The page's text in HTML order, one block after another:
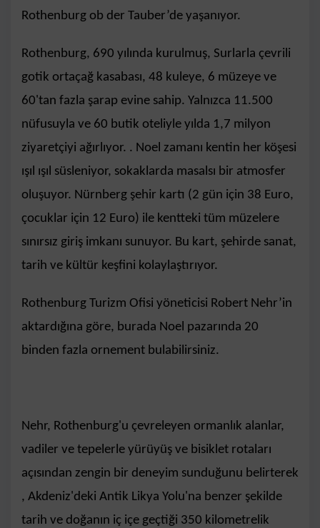
Rothenburg ob der Tauber’de yaşanıyor.
Rothenburg, 690 yılında kurulmuş, Surlarla çevrili
gotik ortaçağ kasabası, 48 kuleye, 6 müzeye ve
60'tan fazla şarap evine sahip. Yalnızca 11.500
nüfusuyla ve 60 butik oteliyle yılda 1,7 milyon
ziyaretçiyi ağırlıyor. . Noel zamanı kentin her köşesi
ışıl ışıl süsleniyor, sokaklarda masalsı bir atmosfer
oluşuyor. Nürnberg şehir kartı (2 gün için 38 Euro,
çocuklar için 12 Euro) ile kentteki tüm müzelere
sınırsız giriş imkanı sunuyor. Bu kart, şehirde sanat,
tarih ve kültür keşfini kolaylaştırıyor.
Rothenburg Turizm Ofisi yöneticisi Robert Nehr’in
aktardığına göre, burada Noel pazarında 20
binden fazla ornement bulabilirsiniz.
Nehr, Rothenburg'u çevreleyen ormanlık alanlar,
vadiler ve tepelerle yürüyüş ve bisiklet rotaları
açısından zengin bir deneyim sunduğunu belirterek
, Akdeniz'deki Antik Likya Yolu'na benzer şekilde
tarih ve doğanın iç içe geçtiği 350 kilometrelik